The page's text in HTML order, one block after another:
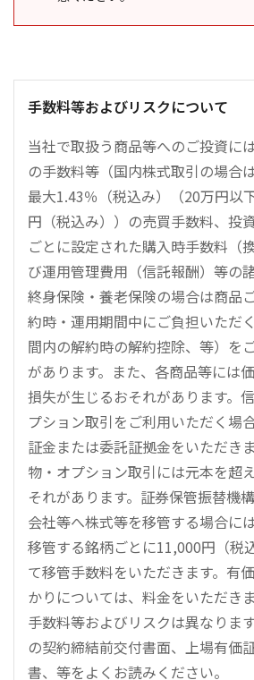
手数料等およびリスクについて
当社で取扱う商品等へのご投資に
の手数料等（国内株式取引の場合
最大1.43％（税込み）（20万円以
円（税込み））の売買手数料、投
ごとに設定された購入時手数料（
び運用管理費用（信託報酬）等の
終身保険・養老保険の場合は商品
約時・運用期間中にご負担いただ
間内の解約時の解約控除、等）を
があります。また、各商品等には
損失が生じるおそれがあります。
プション取引をご利用いただく場
証金または委託証拠金をいただき
物・オプション取引には元本を超
それがあります。証券保管振替機
会社等へ株式等を移管する場合に
移管する銘柄ごとに11,000円（税
て移管手数料をいただきます。有
かりについては、料金をいただき
手数料等およびリスクは異なりま
の契約締結前交付書面、上場有価
書、等をよくお読みください。